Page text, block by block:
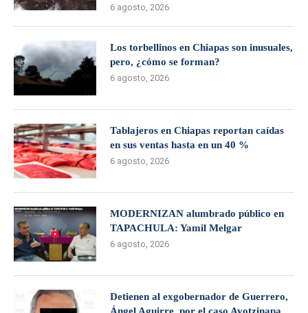
6 agosto, 2026
Los torbellinos en Chiapas son inusuales,
pero, ¿cómo se forman?
6 agosto, 2026
Tablajeros en Chiapas reportan caídas
en sus ventas hasta en un 40 %
6 agosto, 2026
MODERNIZAN alumbrado público en
TAPACHULA: Yamil Melgar
6 agosto, 2026
Detienen al exgobernador de Guerrero,